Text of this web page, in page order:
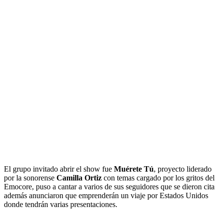
El grupo invitado abrir el show fue Muérete Tú, proyecto liderado
por la sonorense Camilla Ortiz con temas cargado por los gritos del
Emocore, puso a cantar a varios de sus seguidores que se dieron cita
además anunciaron que emprenderán un viaje por Estados Unidos
donde tendrán varias presentaciones.